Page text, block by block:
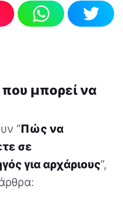
μπορεί να
“Πώς να
σε
για αρχάριους”,